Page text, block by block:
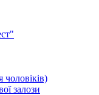
залози